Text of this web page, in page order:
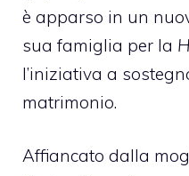
è apparso in un
sua famiglia per la
l’iniziativa a
matrimonio.
Affiancato dalla